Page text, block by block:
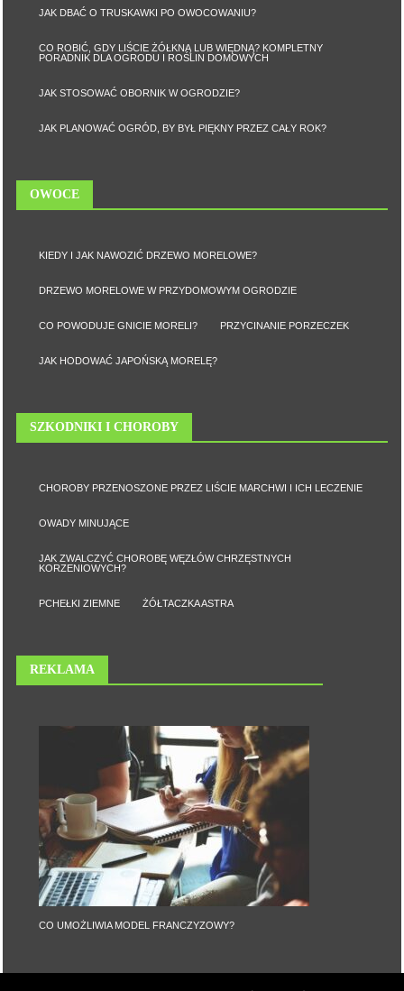
JAK DBAĆ O TRUSKAWKI PO OWOCOWANIU?
CO ROBIĆ, GDY LIŚCIE ŻÓŁKNĄ LUB WIĘDNĄ? KOMPLETNY
PORADNIK DLA OGRODU I ROŚLIN DOMOWYCH
JAK STOSOWAĆ OBORNIK W OGRODZIE?
JAK PLANOWAĆ OGRÓD, BY BYŁ PIĘKNY PRZEZ CAŁY ROK?
OWOCE
KIEDY I JAK NAWOZIĆ DRZEWO MORELOWE?
DRZEWO MORELOWE W PRZYDOMOWYM OGRODZIE
CO POWODUJE GNICIE MORELI? PRZYCINANIE PORZECZEK
JAK HODOWAĆ JAPOŃSKĄ MORELĘ?
SZKODNIKI I CHOROBY
CHOROBY PRZENOSZONE PRZEZ LIŚCIE MARCHWI I ICH LECZENIE
OWADY MINUJĄCE
JAK ZWALCZYĆ CHOROBĘ WĘZŁÓW CHRZĘSTNYCH
KORZENIOWYCH?
PCHEŁKI ZIEMNE ŻÓŁTACZKA ASTRA
REKLAMA
CO UMOŻLIWIA MODEL FRANCZYZOWY?